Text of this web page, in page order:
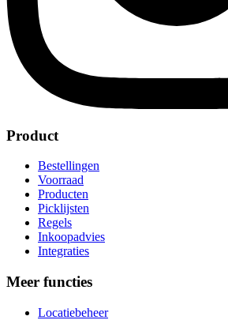
Product
Bestellingen
Voorraad
Producten
Picklijsten
Regels
Inkoopadvies
Integraties
Meer functies
Locatiebeheer